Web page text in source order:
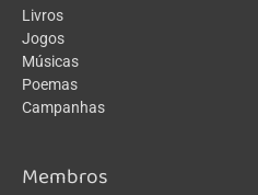
Livros
Jogos
Músicas
Poemas
Campanhas
Membros